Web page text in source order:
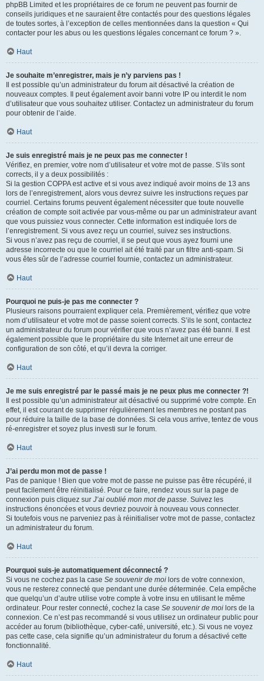
phpBB Limited et les propriétaires de ce forum ne peuvent pas fournir de
conseils juridiques et ne sauraient être contactés pour des questions légales
de toutes sortes, à l’exception de celles mentionnées dans la question « Qui
contacter pour les abus ou les questions légales concernant ce forum ? ».
Haut
Je souhaite m’enregistrer, mais je n’y parviens pas !
Il est possible qu’un administrateur du forum ait désactivé la création de
nouveaux comptes. Il peut également avoir banni votre IP ou interdit le nom
d’utilisateur que vous souhaitez utiliser. Contactez un administrateur du forum
pour obtenir de l’aide.
Haut
Je suis enregistré mais je ne peux pas me connecter !
Vérifiez, en premier, votre nom d’utilisateur et votre mot de passe. S’ils sont
corrects, il y a deux possibilités :
Si la gestion COPPA est active et si vous avez indiqué avoir moins de 13 ans
lors de l’enregistrement, alors vous devrez suivre les instructions reçues par
courriel. Certains forums peuvent également nécessiter que toute nouvelle
création de compte soit activée par vous-même ou par un administrateur avant
que vous puissiez vous connecter. Cette information est indiquée lors de
l’enregistrement. Si vous avez reçu un courriel, suivez ses instructions.
Si vous n’avez pas reçu de courriel, il se peut que vous ayez fourni une
adresse incorrecte ou que le courriel ait été traité par un filtre anti-spam. Si
vous êtes sûr de l’adresse courriel fournie, contactez un administrateur.
Haut
Pourquoi ne puis-je pas me connecter ?
Plusieurs raisons pourraient expliquer cela. Premièrement, vérifiez que votre
nom d’utilisateur et votre mot de passe soient corrects. S’ils le sont, contactez
un administrateur du forum pour vérifier que vous n’avez pas été banni. Il est
également possible que le propriétaire du site Internet ait une erreur de
configuration de son côté, et qu’il devra la corriger.
Haut
Je me suis enregistré par le passé mais je ne peux plus me connecter ?!
Il est possible qu’un administrateur ait désactivé ou supprimé votre compte. En
effet, il est courant de supprimer régulièrement les membres ne postant pas
pour réduire la taille de la base de données. Si cela vous arrive, tentez de vous
ré-enregistrer et soyez plus investi sur le forum.
Haut
J’ai perdu mon mot de passe !
Pas de panique ! Bien que votre mot de passe ne puisse pas être récupéré, il
peut facilement être réinitialisé. Pour ce faire, rendez vous sur la page de
connexion puis cliquez sur J’ai oublié mon mot de passe. Suivez les
instructions énoncées et vous devriez pouvoir à nouveau vous connecter.
Si toutefois vous ne parveniez pas à réinitialiser votre mot de passe, contactez
un administrateur du forum.
Haut
Pourquoi suis-je automatiquement déconnecté ?
Si vous ne cochez pas la case Se souvenir de moi lors de votre connexion,
vous ne resterez connecté que pendant une durée déterminée. Cela empêche
que quelqu’un d’autre utilise votre compte à votre insu en utilisant le même
ordinateur. Pour rester connecté, cochez la case Se souvenir de moi lors de la
connexion. Ce n’est pas recommandé si vous utilisez un ordinateur public pour
accéder au forum (bibliothèque, cyber-café, université, etc.). Si vous ne voyez
pas cette case, cela signifie qu’un administrateur du forum a désactivé cette
fonctionnalité.
Haut